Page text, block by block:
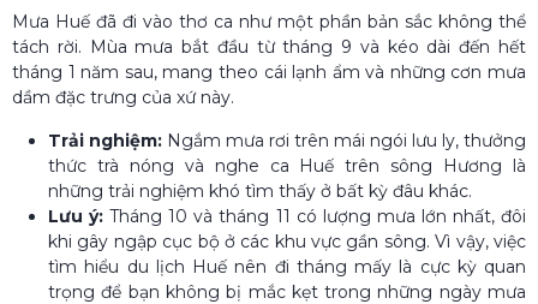
Mưa Huế đã đi vào thơ ca như một phần bản sắc không thể
tách rời. Mùa mưa bắt đầu từ tháng 9 và kéo dài đến hết
tháng 1 năm sau, mang theo cái lạnh ẩm và những cơn mưa
dầm đặc trưng của xứ này.
Trải nghiệm: Ngắm mưa rơi trên mái ngói lưu ly, thưởng
thức trà nóng và nghe ca Huế trên sông Hương là
những trải nghiệm khó tìm thấy ở bất kỳ đâu khác.
Lưu ý:Tháng 10 và tháng 11 có lượng mưa lớn nhất, đôi
khi gây ngập cục bộ ở các khu vực gần sông. Vì vậy, việc
tìm hiểu du lịch Huế nên đi tháng mấy là cực kỳ quan
trọng để bạn không bị mắc kẹt trong những ngày mưa